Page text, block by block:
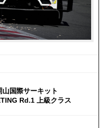
国際サーキット
Rd.1 上級クラス